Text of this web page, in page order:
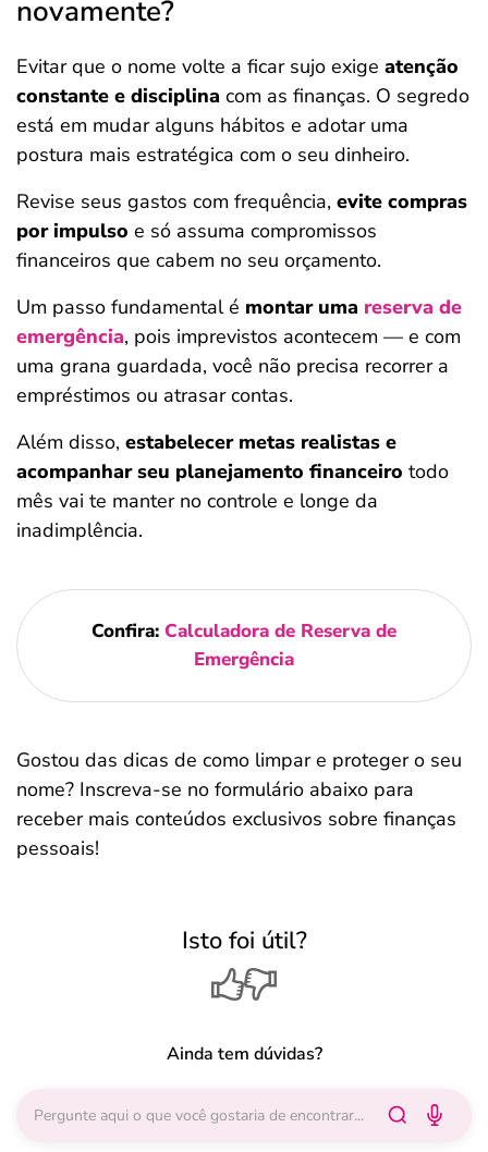
novamente?
Evitar que o nome volte a ficar sujo exige atenção
constante e disciplina com as finanças. O segredo
está em mudar alguns hábitos e adotar uma
postura mais estratégica com o seu dinheiro.
Revise seus gastos com frequência, evite compras
por impulso e só assuma compromissos
financeiros que cabem no seu orçamento.
Um passo fundamental é montar uma reserva de
emergência, pois imprevistos acontecem — e com
uma grana guardada, você não precisa recorrer a
empréstimos ou atrasar contas.
Além disso, estabelecer metas realistas e
acompanhar seu planejamento financeiro todo
mês vai te manter no controle e longe da
inadimplência.
Confira: Calculadora de Reserva de
Emergência
Gostou das dicas de como limpar e proteger o seu
nome? Inscreva-se no formulário abaixo para
receber mais conteúdos exclusivos sobre finanças
pessoais!
Isto foi útil?
Ainda tem dúvidas?